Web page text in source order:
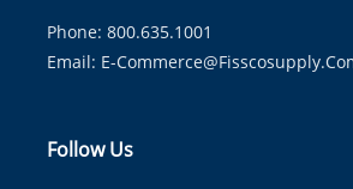
Phone: 800.635.1001
Email: E-
Follow Us